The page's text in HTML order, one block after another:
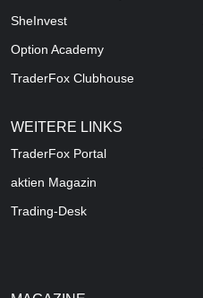
SheInvest
Option Academy
TraderFox Clubhouse
WEITERE LINKS
TraderFox Portal
aktien Magazin
Trading-Desk